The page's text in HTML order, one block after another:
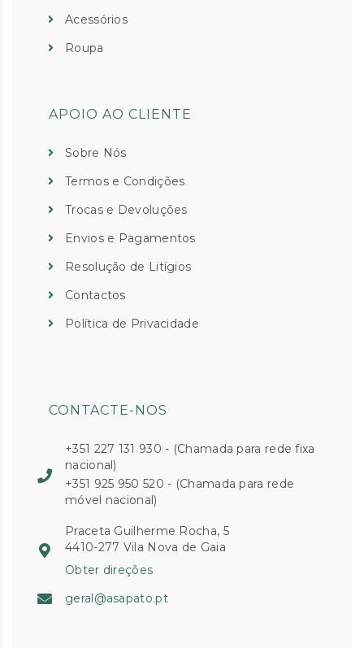
Acessórios
Roupa
APOIO AO CLIENTE
Sobre Nós
Termos e Condições
Trocas e Devoluções
Envios e Pagamentos
Resolução de Litígios
Contactos
Política de Privacidade
CONTACTE-NOS
+351 227 131 930 - (Chamada para rede fixa
nacional)
+351 925 950 520 - (Chamada para rede
móvel nacional)
Praceta Guilherme Rocha, 5
4410-277 Vila Nova de Gaia
Obter direções
geral@asapato.pt